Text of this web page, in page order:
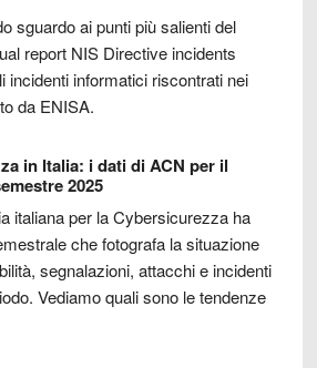
sguardo ai punti più salienti del
report NIS Directive incidents
incidenti informatici riscontrati nei
da ENISA.
in Italia: i dati di ACN per il
2025
italiana per la Cybersicurezza ha
che fotografa la situazione
segnalazioni, attacchi e incidenti
Vediamo quali sono le tendenze